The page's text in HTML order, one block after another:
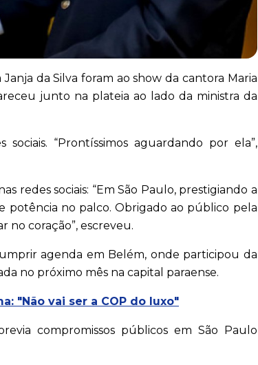
da Silva foram ao show da cantora Maria
junto na plateia ao lado da ministra da
“Prontíssimos aguardando por ela”,
redes sociais: “Em São Paulo, prestigiando a
potência no palco. Obrigado ao público pela
no coração”, escreveu.
agenda em Belém, onde participou da
no próximo mês na capital paraense.
"Não vai ser a COP do luxo"
compromissos públicos em São Paulo